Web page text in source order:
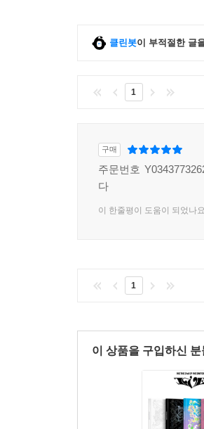
클린봇이 부적절한 글
1
구매
주문번호
다
이 한줄평이 도움이 되었나
1
이 상품을 구입하신